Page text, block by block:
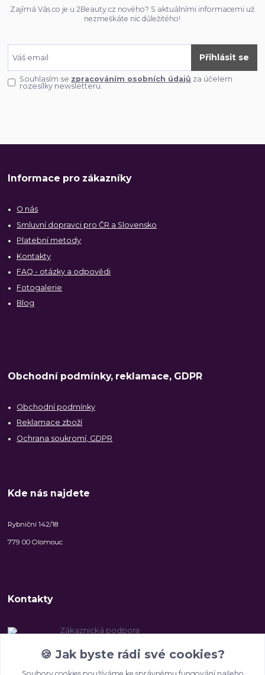
Zajímá Vás co je u 2Beauty.cz nového? S aktuálními informacemi už
nezmeškáte nic důležitého!
Přihlásit se
Souhlasím se zpracováním osobních údajů za účelem
rozesílky newsletteru.
Informace pro zákazníky
O nás
Smluvní dopravci pro ČR a Slovensko
Platební metody
Kontakty
FAQ - otázky a odpovědi
Fotogalerie
Blog
Obchodní podmínky, reklamace, GDPR
Obchodní podmínky
Reklamace zboží
Ochrana soukromí, GDPR
Kde nás najdete
Rybniční 142/18
779 00 Olomouc
Kontakty
Zákaznická podpora
(Po-Pá, 8-16.30 hod.)
🍪 Jak byste rádi své cookies?